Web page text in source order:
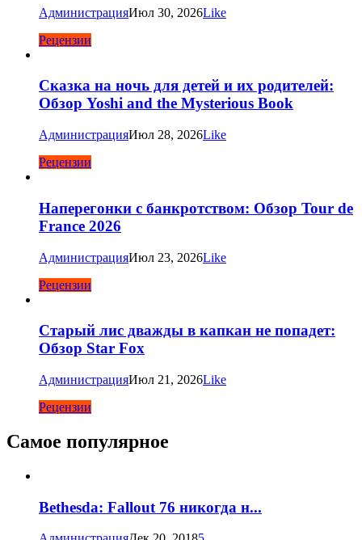
АдминистрацияИюл 30, 2026Like
Рецензии
Сказка на ночь для детей и их родителей:
Обзор Yoshi and the Mysterious Book
АдминистрацияИюл 28, 2026Like
Рецензии
Наперегонки с банкротством: Обзор Tour de
France 2026
АдминистрацияИюл 23, 2026Like
Рецензии
Старый лис дважды в капкан не попадет:
Обзор Star Fox
АдминистрацияИюл 21, 2026Like
Рецензии
Самое популярное
Bethesda: Fallout 76 никогда н...